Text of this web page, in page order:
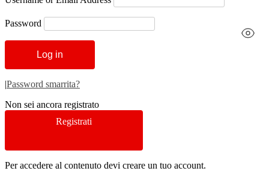
Password
|Password smarrita?
Non sei ancora registrato
Registrati
Per accedere al contenuto devi creare un tuo account.